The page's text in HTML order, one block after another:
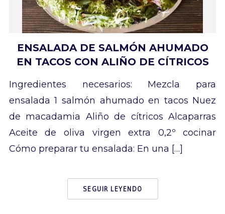
ENSALADA DE SALMÓN AHUMADO
EN TACOS CON ALIÑO DE CÍTRICOS
Ingredientes necesarios: Mezcla para
ensalada 1 salmón ahumado en tacos Nuez
de macadamia Aliño de cítricos Alcaparras
Aceite de oliva virgen extra 0,2º cocinar
Cómo preparar tu ensalada: En una […]
SEGUIR LEYENDO